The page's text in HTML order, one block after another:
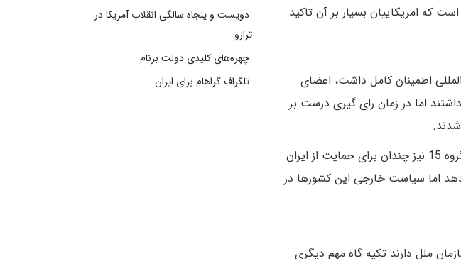
که امریکاییان بسیار بر آن تاکید
اطمینان کامل داشت، اعضای
اما در زمان رای گیری درست بر
باید توجه داشت که چندان نمی‌توان به رای و همراهی کشورهای مختلف اعتماد کرد. اعضای گروه 15 نیز چندان برای حمایت از ایران
اما سیاست خارجی این کشورها در
عمومی سازمان ملل دارند تکیه گاه مهم دیگری
دویست و پنجاه سالگی انقلاب آمریکا در
ترازو
چهره‌های کلیدی دولت برنام
تلگراف گراهام برای ایران